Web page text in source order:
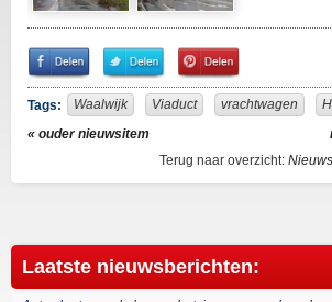
Share
on
Facebook
Share
on
Twitter
Pin
It!
Tags: Waalwijk Viaduct vrachtwagen
« ouder nieuwsitem
Terug naar overzicht: Nieuws
Laatste nieuwsberichten: